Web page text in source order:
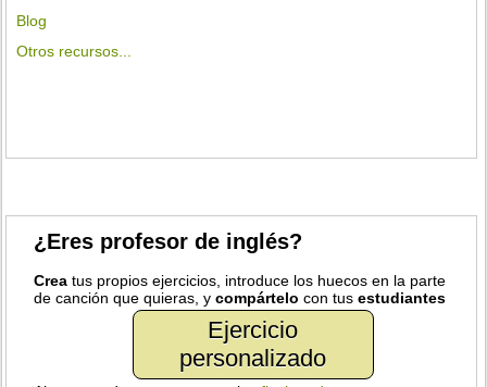
Blog
Otros recursos...
¿Eres profesor de inglés?
Crea tus propios ejercicios, introduce los huecos en la parte
de canción que quieras, ycompártelo con tusestudiantes
Ejercicio
personalizado